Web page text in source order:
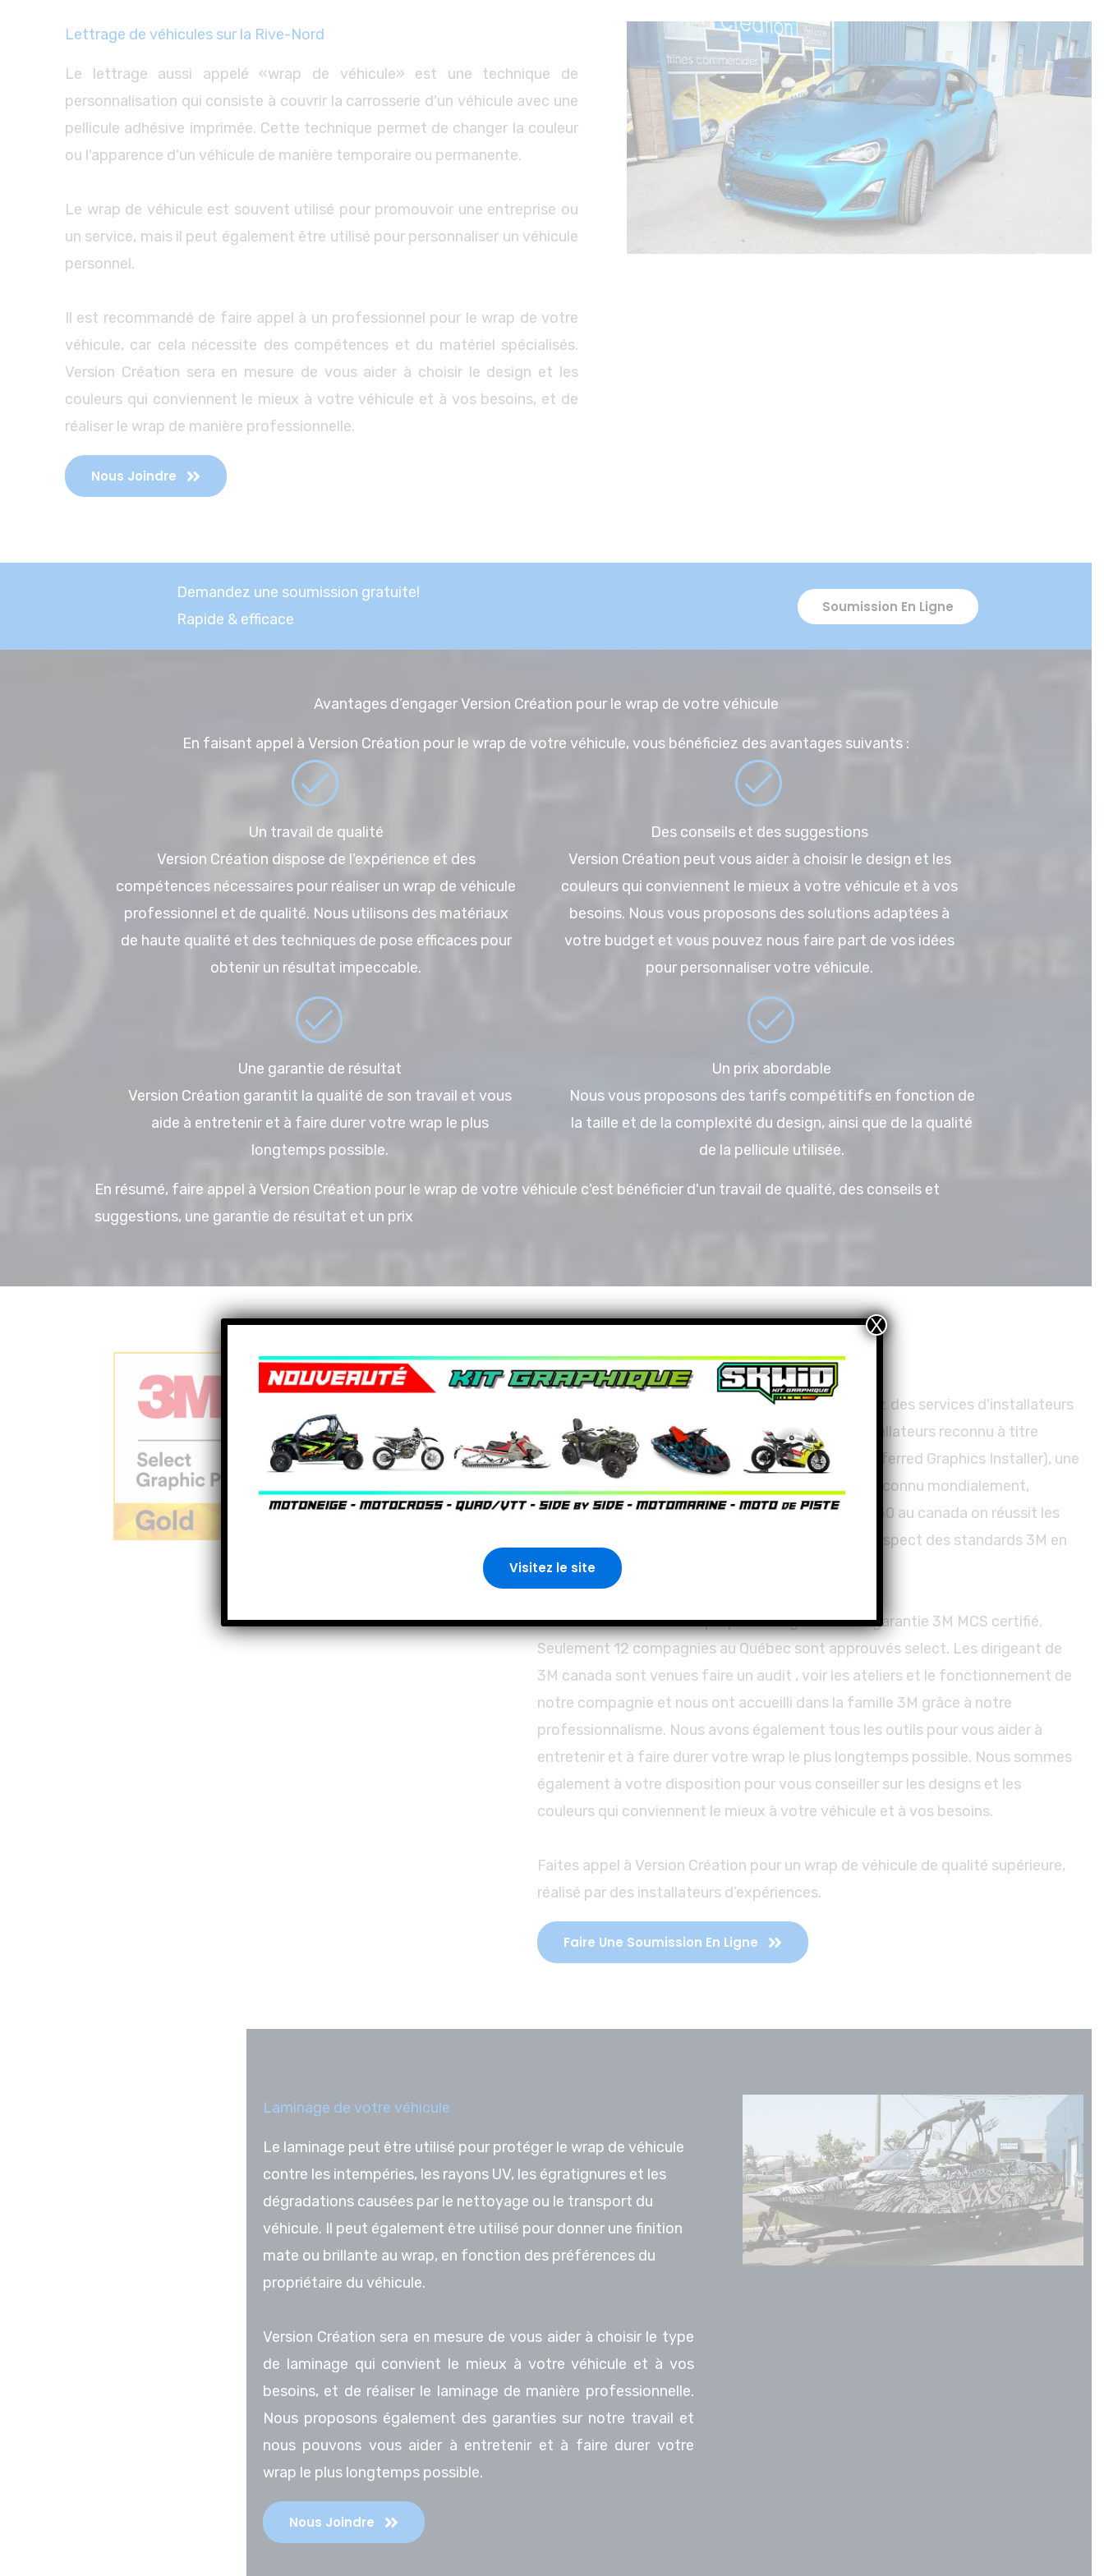
Lettrage de véhicules sur la Rive-Nord
Le lettrage aussi appelé «wrap de véhicule» est une technique de
personnalisation qui consiste à couvrir la carrosserie d'un véhicule avec une
pellicule adhésive imprimée. Cette technique permet de changer la couleur
ou l'apparence d'un véhicule de manière temporaire ou permanente.
Le wrap de véhicule est souvent utilisé pour promouvoir une entreprise ou
un service, mais il peut également être utilisé pour personnaliser un véhicule
personnel.
Il est recommandé de faire appel à un professionnel pour le wrap de votre
véhicule, car cela nécessite des compétences et du matériel spécialisés.
Version Création sera en mesure de vous aider à choisir le design et les
couleurs qui conviennent le mieux à votre véhicule et à vos besoins, et de
réaliser le wrap de manière professionnelle.
Nous Joindre
Demandez une soumission gratuite!
Rapide & efficace
Soumission En Ligne
Avantages d’engager Version Création pour le wrap de votre véhicule
En faisant appel à Version Création pour le wrap de votre véhicule, vous bénéficiez des avantages suivants :
Un travail de qualité
Version Création dispose de l'expérience et des
compétences nécessaires pour réaliser un wrap de véhicule
professionnel et de qualité. Nous utilisons des matériaux
de haute qualité et des techniques de pose efficaces pour
obtenir un résultat impeccable.
Des conseils et des suggestions
Version Création peut vous aider à choisir le design et les
couleurs qui conviennent le mieux à votre véhicule et à vos
besoins. Nous vous proposons des solutions adaptées à
votre budget et vous pouvez nous faire part de vos idées
pour personnaliser votre véhicule.
Une garantie de résultat
Version Création garantit la qualité de son travail et vous
aide à entretenir et à faire durer votre wrap le plus
longtemps possible.
Un prix abordable
Nous vous proposons des tarifs compétitifs en fonction de
la taille et de la complexité du design, ainsi que de la qualité
de la pellicule utilisée.
En résumé, faire appel à Version Création pour le wrap de votre véhicule c'est bénéficier d'un travail de qualité, des conseils et
suggestions, une garantie de résultat et un prix
3M Select Graphic provider & Preferred Installer
En faisant appel à Version Création, vous bénéficiez des services d'installateurs
certifiés en cours de wrap avancée, ainsi qu’un installateurs reconnu à titre
d’installateur de graphiques préféré de 3M (3M Preferred Graphics Installer), une
formation avancé et testé de 3M canada qui est reconnu mondialement,
seulement environ 40 installateurs au Québec et 250 au canada on réussit les
tests 3M. Cela garantit un travail de qualité et un respect des standards 3M en
wrap de véhicule.
En étant 3M select nous proposons également la garantie 3M MCS certifié.
Seulement 12 compagnies au Québec sont approuvés select. Les dirigeant de
3M canada sont venues faire un audit , voir les ateliers et le fonctionnement de
notre compagnie et nous ont accueilli dans la famille 3M grâce à notre
professionnalisme. Nous avons également tous les outils pour vous aider à
entretenir et à faire durer votre wrap le plus longtemps possible. Nous sommes
également à votre disposition pour vous conseiller sur les designs et les
couleurs qui conviennent le mieux à votre véhicule et à vos besoins.
Faites appel à Version Création pour un wrap de véhicule de qualité supérieure,
réalisé par des installateurs d’expériences.
Faire Une Soumission En Ligne
Laminage de votre véhicule
Le laminage peut être utilisé pour protéger le wrap de véhicule
contre les intempéries, les rayons UV, les égratignures et les
dégradations causées par le nettoyage ou le transport du
véhicule. Il peut également être utilisé pour donner une finition
mate ou brillante au wrap, en fonction des préférences du
propriétaire du véhicule.
Version Création sera en mesure de vous aider à choisir le type
de laminage qui convient le mieux à votre véhicule et à vos
besoins, et de réaliser le laminage de manière professionnelle.
Nous proposons également des garanties sur notre travail et
nous pouvons vous aider à entretenir et à faire durer votre
wrap le plus longtemps possible.
Nous Joindre
Visitez le site
X